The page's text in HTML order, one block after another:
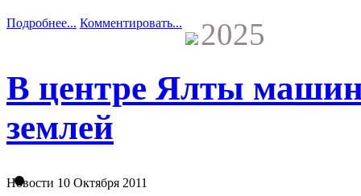
Подробнее... Комментировать... 2025
В центре Ялты
землей
Новости 10 Октября 2011